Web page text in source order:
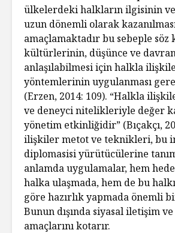
ülkelerdeki halkların ilgisinin
uzun dönemli olarak
amaçlamaktadır bu sebeple söz
kültürlerinin, düşünce ve
anlaşılabilmesi için halkla
yöntemlerinin uygulanması
(Erzen, 2014: 109). “Halkla
ve deneyci nitelikleriyle değer
yönetim etkinliğidir” (Bıçakçı,
ilişkiler metot ve teknikleri, bu
diplomasisi yürütücülerine
anlamda uygulamalar, hem
halka ulaşmada, hem de bu
göre hazırlık yapmada önemli
Bunun dışında siyasal iletişim
amaçlarını kotarır.